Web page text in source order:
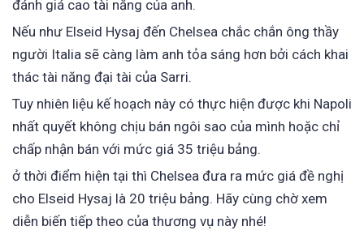
đánh giá cao tài năng của anh.
Nếu như Elseid Hysaj đến Chelsea chắc chắn ông thầy
người Italia sẽ càng làm anh tỏa sáng hơn bởi cách khai
thác tài năng đại tài của Sarri.
Tuy nhiên liệu kế hoạch này có thực hiện được khi Napoli
nhất quyết không chịu bán ngôi sao của mình hoặc chỉ
chấp nhận bán với mức giá 35 triệu bảng.
ở thời điểm hiện tại thì Chelsea đưa ra mức giá đề nghị
cho Elseid Hysaj là 20 triệu bảng. Hãy cùng chờ xem
diễn biến tiếp theo của thương vụ này nhé!